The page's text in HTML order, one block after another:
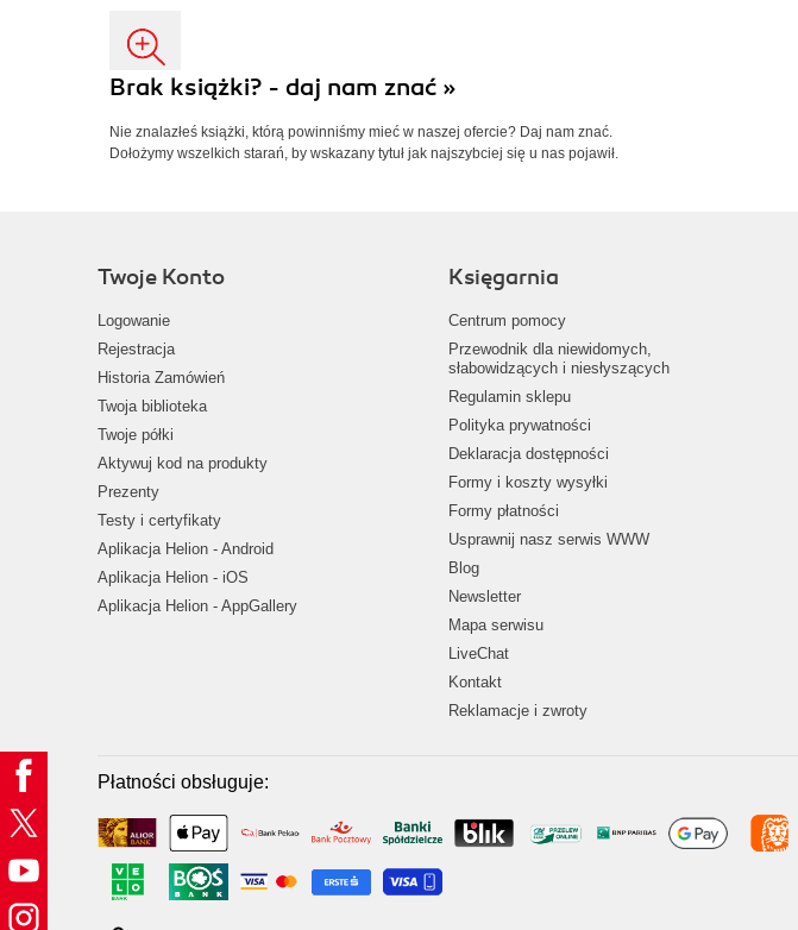
Brak książki? - daj nam znać »
Nie znalazłeś książki, którą powinniśmy mieć w naszej ofercie? Daj nam znać.
Dołożymy wszelkich starań, by wskazany tytuł jak najszybciej się u nas pojawił.
Twoje Konto
Logowanie
Rejestracja
Historia Zamówień
Twoja biblioteka
Twoje półki
Aktywuj kod na produkty
Prezenty
Testy i certyfikaty
Aplikacja Helion - Android
Aplikacja Helion - iOS
Aplikacja Helion - AppGallery
Księgarnia
Centrum pomocy
Przewodnik dla niewidomych,
słabowidzących i niesłyszących
Regulamin sklepu
Polityka prywatności
Deklaracja dostępności
Formy i koszty wysyłki
Formy płatności
Usprawnij nasz serwis WWW
Blog
Newsletter
Mapa serwisu
LiveChat
Kontakt
Reklamacje i zwroty
Płatności obsługuje: